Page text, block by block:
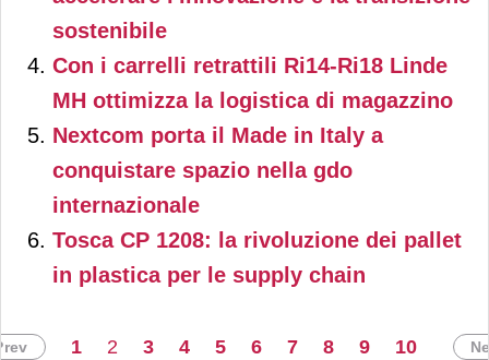
sostenibile
Con i carrelli retrattili Ri14-Ri18 Linde
MH ottimizza la logistica di magazzino
Nextcom porta il Made in Italy a
conquistare spazio nella gdo
internazionale
Tosca CP 1208: la rivoluzione dei pallet
in plastica per le supply chain
1 2 3 4 5 6 7 8 9 10